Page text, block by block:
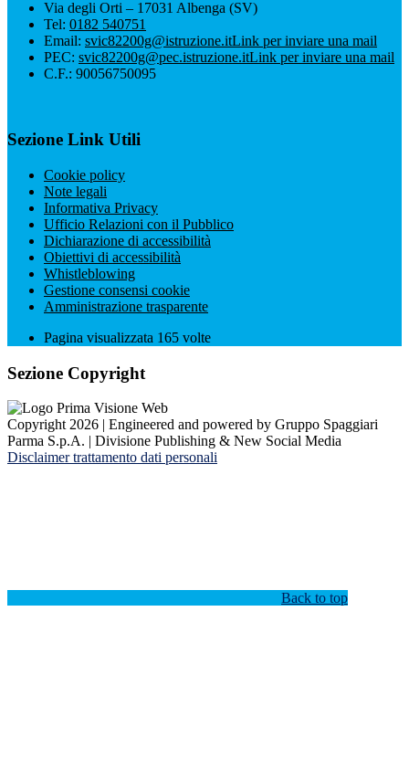
Via degli Orti – 17031 Albenga (SV)
Tel: 0182 540751
Email: svic82200g@istruzione.itLink per inviare una mail
PEC: svic82200g@pec.istruzione.itLink per inviare una mail
C.F.: 90056750095
Sezione Link Utili
Cookie policy
Note legali
Informativa Privacy
Ufficio Relazioni con il Pubblico
Dichiarazione di accessibilità
Obiettivi di accessibilità
Whistleblowing
Gestione consensi cookie
Amministrazione trasparente
Pagina visualizzata 165 volte
Sezione Copyright
Copyright 2026 | Engineered and powered by Gruppo Spaggiari
Parma S.p.A. | Divisione Publishing & New Social Media
Disclaimer trattamento dati personali
Back to top